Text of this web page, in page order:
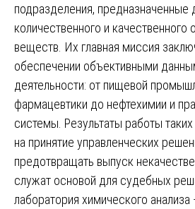
подразделения, предназначенные
количественного и качественного
веществ. Их главная миссия
обеспечении объективными
деятельности: от пищевой
фармацевтики до нефтехимии и
системы. Результаты работы
на принятие управленческих
предотвращать выпуск
служат основой для судебных
лаборатория химического